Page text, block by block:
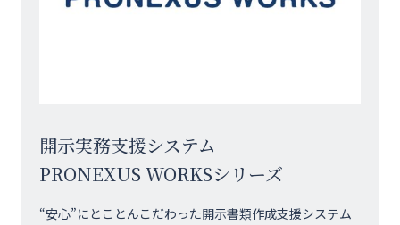
開示実務支援システム
PRONEXUS WORKSシリーズ
“安心”にとことんこだわった開示書類作成支援システム